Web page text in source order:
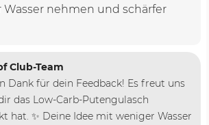
nehmen und schärfer
Club-Team
Dank für dein Feedback! Es freut uns
das Low-Carb-Putengulasch
hat. ✨ Deine Idee mit weniger Wasser